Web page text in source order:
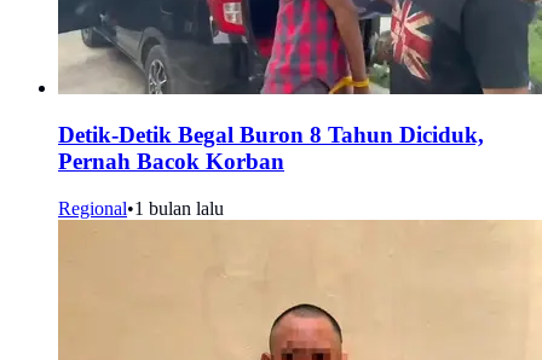
Detik-Detik Begal Buron 8 Tahun Diciduk,
Pernah Bacok Korban
Regional•1 bulan lalu